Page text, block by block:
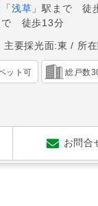
「浅草 」駅まで 徒
で 徒歩13分
主要採光面:東 所
ット可 総戸数
お問合